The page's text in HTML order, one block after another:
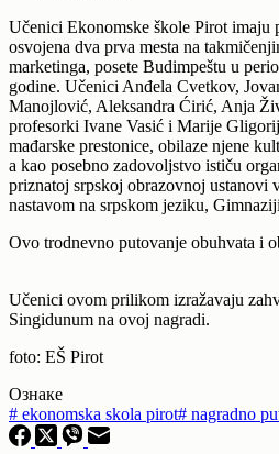
Učenici Ekonomske škole Pirot imaju
osvojena dva prva mesta na
marketinga, posete Budimpeštu u
godine. Učenici Anđela Cvetkov,
Manojlović, Aleksandra Ćirić, Anja
profesorki Ivane Vasić i Marije
mađarske prestonice, obilaze njene
a kao posebno zadovoljstvo ističu
priznatoj srpskoj obrazovnoj ustanovi
nastavom na srpskom jeziku,
Ovo trodnevno putovanje obuhvata i
Učenici ovom prilikom izražavaju
Singidunum na ovoj nagradi.
foto: EŠ Pirot
Ознаке
# ekonomska skola pirot# nagradno